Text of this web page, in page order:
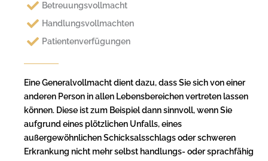
Betreuungsvollmacht
Handlungsvollmachten
Patientenverfügungen
Eine Generalvollmacht dient dazu, dass Sie sich von einer
anderen Person in allen Lebensbereichen vertreten lassen
können. Diese ist zum Beispiel dann sinnvoll, wenn Sie
aufgrund eines plötzlichen Unfalls, eines
außergewöhnlichen Schicksalsschlags oder schweren
Erkrankung nicht mehr selbst handlungs- oder sprachfähig